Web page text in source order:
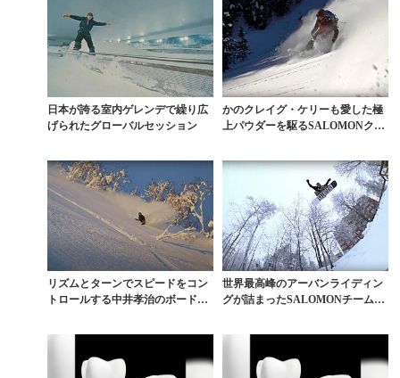
日本が誇る室内ゲレンデで繰り広
げられたグローバルセッション
かのクレイグ・ケリーも愛した極
上パウダーを駆るSALOMONクル
リズムとターンでスピードをコン
トロールする中井孝治のボードテ
世界最高峰のアーバンライディン
グが詰まったSALOMONチームビ